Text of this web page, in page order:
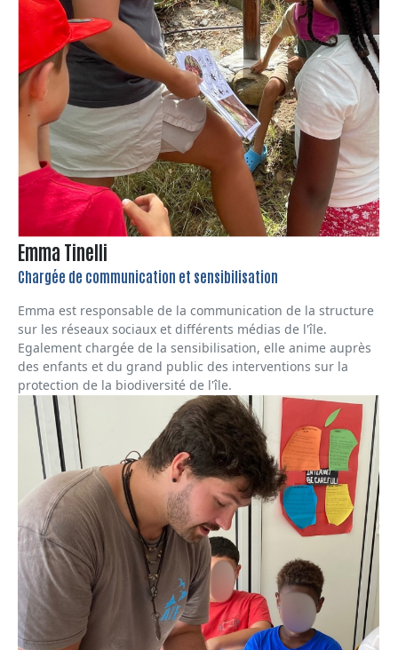
Emma Tinelli
Chargée de communication et sensibilisation
Emma est responsable de la communication de la structure
sur les réseaux sociaux et différents médias de l'île.
Egalement chargée de la sensibilisation, elle anime auprès
des enfants et du grand public des interventions sur la
protection de la biodiversité de l'île.